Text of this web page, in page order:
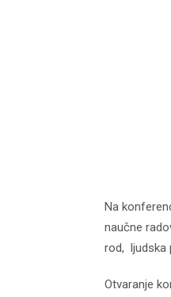
Na
naučne
rod, ljudska
Otvaranje